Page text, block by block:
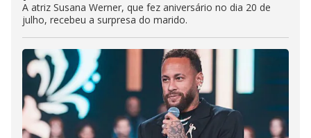
A atriz Susana Werner, que fez aniversário no dia 20 de
julho, recebeu a surpresa do marido.